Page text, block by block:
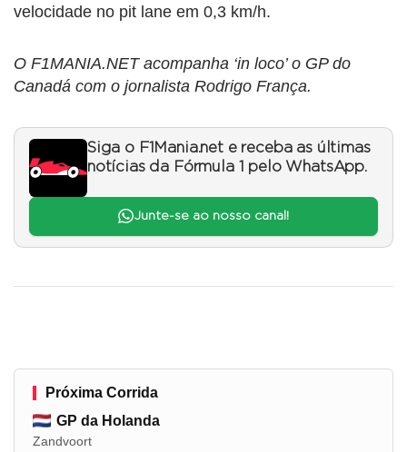
velocidade no pit lane em 0,3 km/h.
O F1MANIA.NET acompanha ‘in loco’ o GP do
Canadá com o jornalista Rodrigo França.
Siga o F1Mania.net e receba as últimas
notícias da Fórmula 1 pelo WhatsApp.
Junte-se ao nosso canal!
Próxima Corrida
GP da Holanda
Zandvoort